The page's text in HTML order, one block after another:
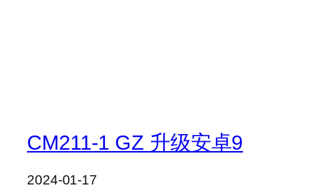
CM211-1 GZ 升级安卓9
2024-01-17